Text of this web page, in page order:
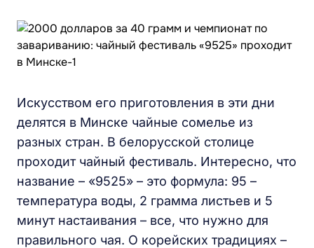
Искусством его приготовления в эти дни
делятся в Минске чайные сомелье из
разных стран. В белорусской столице
проходит чайный фестиваль. Интересно, что
название – «9525» – это формула: 95 –
температура воды, 2 грамма листьев и 5
минут настаивания – все, что нужно для
правильного чая. О корейских традициях –